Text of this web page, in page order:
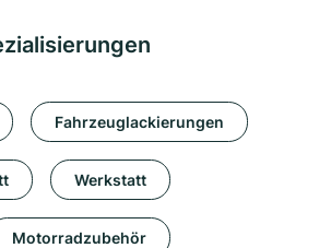
Fahrzeuglackierungen
Werkstatt
Motorradzubehör